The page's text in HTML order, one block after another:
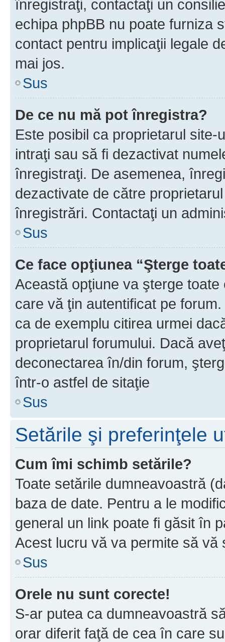
înregistraţi, contactaţi un
echipa phpBB nu poate furniza
contact pentru implicaţii legale
mai jos.
Sus
De ce nu mă pot înregistra?
Este posibil ca proprietarul
intraţi sau să fi dezactivat
înregistraţi. De asemenea,
dezactivate de către
înregistrări. Contactaţi un
Sus
Ce face opţiunea “Şterge
Această opţiune va şterge
care vă ţin autentificat pe
ca de exemplu citirea urmei
proprietarul forumului. Dacă
deconectarea în/din forum,
într-o astfel de sitaţie
Sus
Setările şi preferinţele
Cum îmi schimb setările?
Toate setările dumneavoastră
baza de date. Pentru a le
general un link poate fi găsit în
Acest lucru vă va permite să vă
Sus
Orele nu sunt corecte!
S-ar putea ca dumneavoastră
orar diferit faţă de cea în care